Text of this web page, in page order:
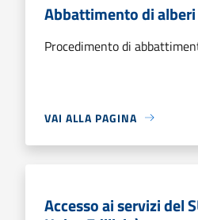
Abbattimento di alberi
Procedimento di
VAI ALLA PAGINA
Accesso ai servizi del